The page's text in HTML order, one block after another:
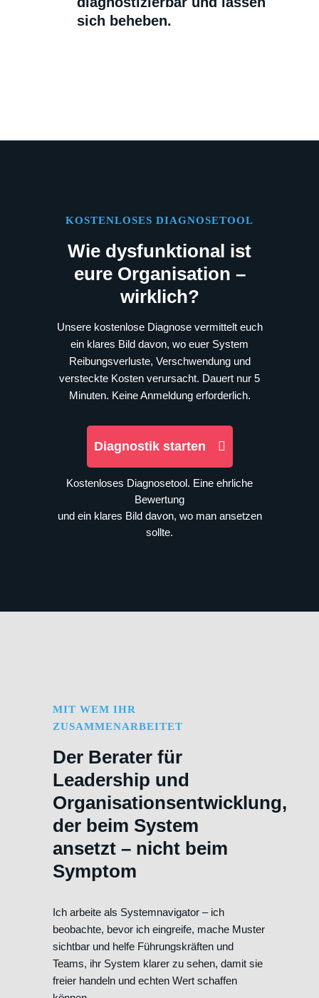
sich beheben.
KOSTENLOSES DIAGNOSETOOL
Wie dysfunktional ist
eure Organisation –
wirklich?
Unsere kostenlose Diagnose vermittelt euch
ein klares Bild davon, wo euer System
Reibungsverluste, Verschwendung und
versteckte Kosten verursacht. Dauert nur 5
Minuten. Keine Anmeldung erforderlich.
Diagnostik starten
Kostenloses Diagnosetool. Eine ehrliche
Bewertung
und ein klares Bild davon, wo man ansetzen
sollte.
MIT WEM IHR
ZUSAMMENARBEITET
Der Berater für
Leadership und
Organisationsentwicklung,
der beim System
ansetzt – nicht beim
Symptom
Ich arbeite als Systemnavigator – ich
beobachte, bevor ich eingreife, mache Muster
sichtbar und helfe Führungskräften und
Teams, ihr System klarer zu sehen, damit sie
freier handeln und echten Wert schaffen